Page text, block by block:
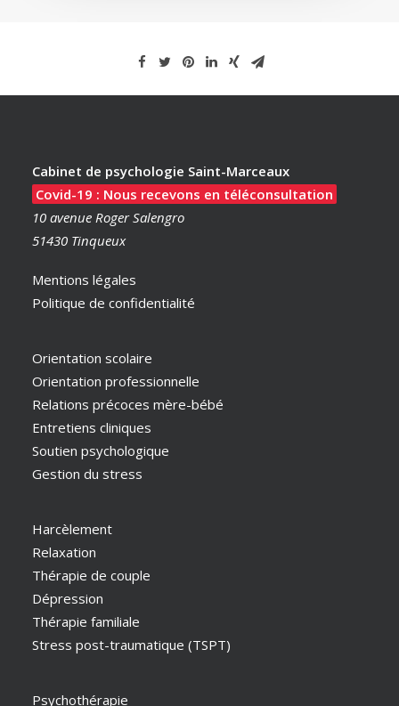
Cabinet de psychologie Saint-Marceaux
Covid-19 : Nous recevons en téléconsultation
10 avenue Roger Salengro
51430 Tinqueux
Mentions légales
Politique de confidentialité
Orientation scolaire
Orientation professionnelle
Relations précoces mère-bébé
Entretiens cliniques
Soutien psychologique
Gestion du stress
Harcèlement
Relaxation
Thérapie de couple
Dépression
Thérapie familiale
Stress post-traumatique (TSPT)
Psychothérapie